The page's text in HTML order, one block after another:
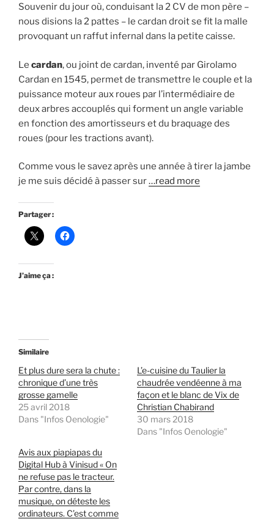
Souvenir du jour où, conduisant la 2 CV de mon père –
nous disions la 2 pattes – le cardan droit se fit la malle
provoquant un raffut infernal dans la petite caisse.
Le cardan, ou joint de cardan, inventé par Girolamo
Cardan en 1545, permet de transmettre le couple et la
puissance moteur aux roues par l’intermédiaire de
deux arbres accouplés qui forment un angle variable
en fonction des amortisseurs et du braquage des
roues (pour les tractions avant).
Comme vous le savez après une année à tirer la jambe
je me suis décidé à passer sur…read more
Partager :
J’aime ça :
Similaire
Et plus dure sera la chute :
chronique d’une très
grosse gamelle
25 avril 2018
Dans "Infos Oenologie"
L’e-cuisine du Taulier la
chaudrée vendéenne à ma
façon et le blanc de Vix de
Christian Chabirand
30 mars 2018
Dans "Infos Oenologie"
Avis aux piapiapas du
Digital Hub à Vinisud « On
ne refuse pas le tracteur.
Par contre, dans la
musique, on déteste les
ordinateurs. C’est comme